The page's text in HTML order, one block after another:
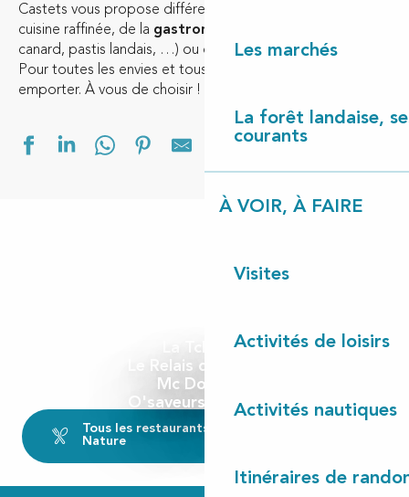
Les marchés
La forêt landaise,
courants
À VOIR, À FAIRE
Visites
Activités de loisirs
Activités nautiques
Itinéraires de
Castets vous propose différents restaurants offrant une
cuisine raffinée, de la gastronomie landaise
canard, pastis landais, …) ou de la restauration rapide.
Pour toutes les envies et tous les budgets, sur place ou à
emporter. À vous de choisir !
Ajouter aux
La Tchanka
Le Relais de Castets
Mc Donald's
O'saveurs de Carine
Tous les restaurants de Côte Landes
Nature